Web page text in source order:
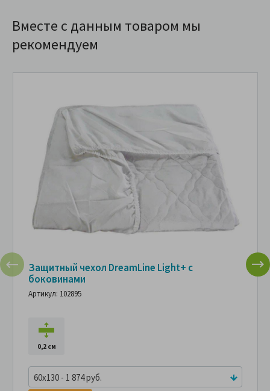
Вместе с данным товаром мы
рекомендуем
Защитный чехол DreamLine Light+ с
боковинами
Артикул: 102895
0,2 см
60x130 - 1 874 руб.